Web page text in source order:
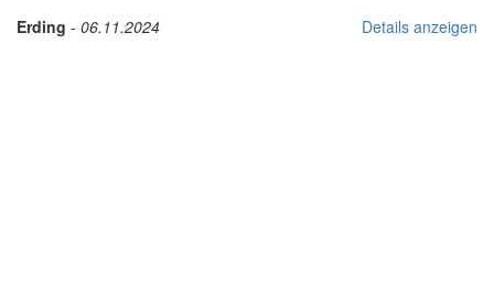
Erding - 06.11.2024 Details anzeigen